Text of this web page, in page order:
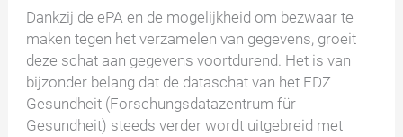
Dankzij de ePA en de mogelijkheid om bezwaar te
maken tegen het verzamelen van gegevens, groeit
deze schat aan gegevens voortdurend. Het is van
bijzonder belang dat de dataschat van het FDZ
Gesundheit (Forschungsdatazentrum für
Gesundheit) steeds verder wordt uitgebreid met